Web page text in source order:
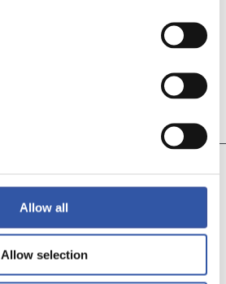
Allow all
Allow selection
18/07/2026